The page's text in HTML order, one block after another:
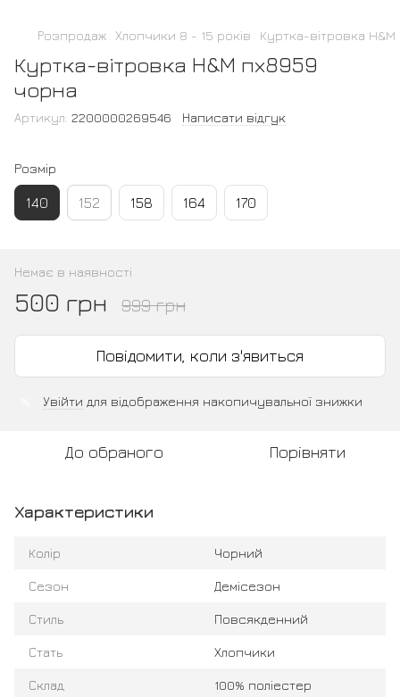
Розпродаж Хлопчики 8 - 15 років Куртка-вітровка
Куртка-вітровка H&M пх8959
чорна
Артикул: 2200000269546 Написати відгук
Розмір
140 152 158 164 170
Немає в наявності
500 грн 999 грн
Повідомити, коли з'явиться
Увійти для відображення накопичувальної знижки
До обраного Порівняти
Характеристики
Колір Чорний
Сезон Демісезон
Стиль Повсякденний
Стать Хлопчики
Склад 100% поліестер